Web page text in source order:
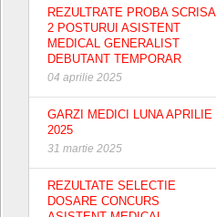
REZULTRATE PROBA SCRISA
2 POSTURUI ASISTENT
MEDICAL GENERALIST
DEBUTANT TEMPORAR
04 aprilie 2025
GARZI MEDICI LUNA APRILIE
2025
31 martie 2025
REZULTATE SELECTIE
DOSARE CONCURS